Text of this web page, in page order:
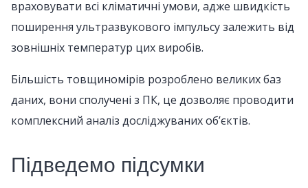
враховувати всі кліматичні умови, адже швидкість
поширення ультразвукового імпульсу залежить від
зовнішніх температур цих виробів.
Більшість товщиномірів розроблено великих баз
даних, вони сполучені з ПК, це дозволяє проводити
комплексний аналіз досліджуваних об’єктів.
Підведемо підсумки